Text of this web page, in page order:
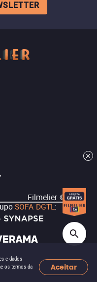
e dados
os termos da
Aceitar
Filmelier ©2026
SOFA DGTL: